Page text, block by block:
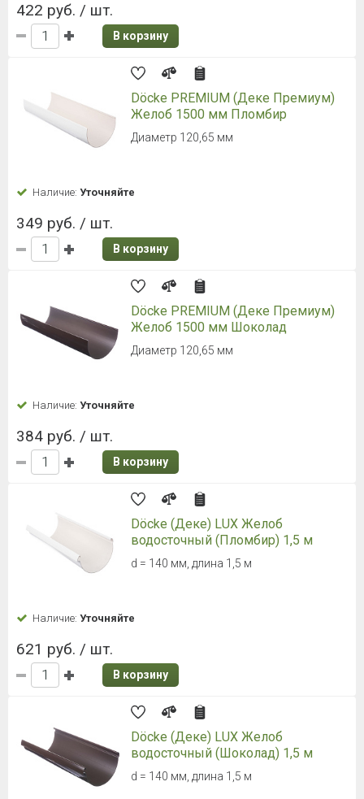
422 руб. / шт.
В корзину
Döcke PREMIUM (Деке Премиум)
Желоб 1500 мм Пломбир
Диаметр 120,65 мм
Наличие: Уточняйте
349 руб. / шт.
В корзину
Döcke PREMIUM (Деке Премиум)
Желоб 1500 мм Шоколад
Диаметр 120,65 мм
Наличие: Уточняйте
384 руб. / шт.
В корзину
Döcke (Деке) LUX Желоб
водосточный (Пломбир) 1,5 м
d = 140 мм, длина 1,5 м
Наличие: Уточняйте
621 руб. / шт.
В корзину
Döcke (Деке) LUX Желоб
водосточный (Шоколад) 1,5 м
d = 140 мм, длина 1,5 м